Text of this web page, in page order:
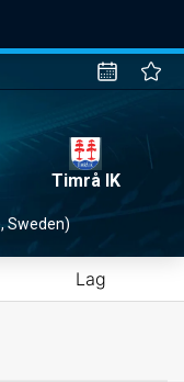
Timrå IK
Sweden)
Lag